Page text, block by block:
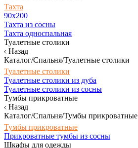
Тахта
90х200
Тахта из сосны
Тахта односпальная
Туалетные столики
Назад
Каталог/Спальня/Туалетные столики
Туалетные столики
Туалетные столики из дуба
Туалетные столики из сосны
Тумбы прикроватные
Назад
Каталог/Спальня/Тумбы прикроватные
Тумбы прикроватные
Прикроватные тумбы из сосны
Шкафы для одежды